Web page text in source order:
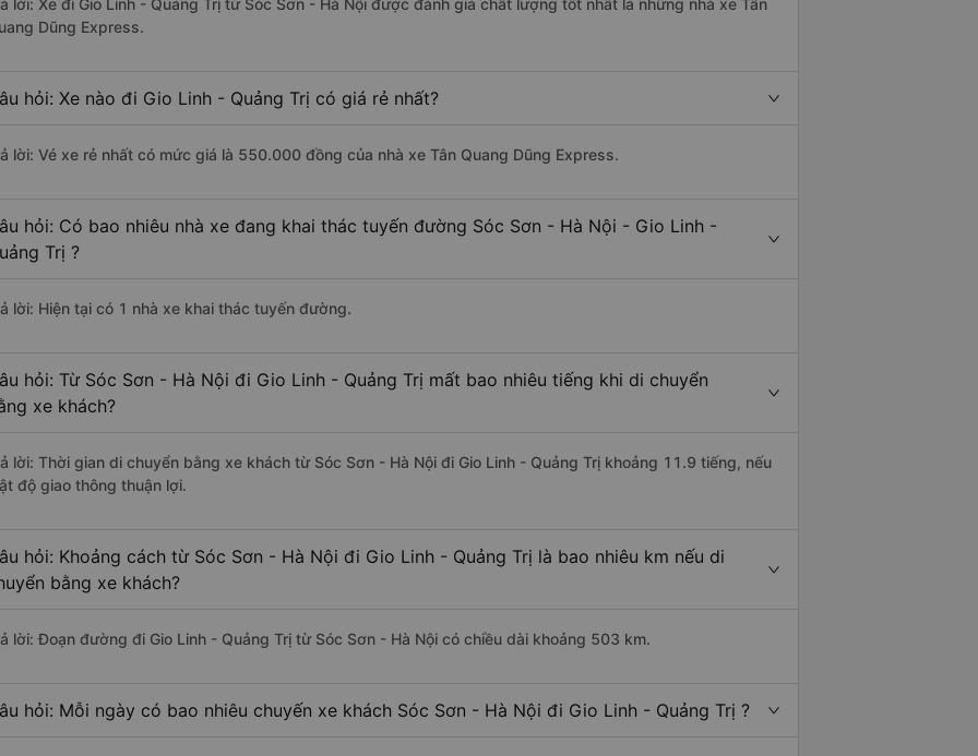
lời: Xe đi Gio Linh - Quảng Trị từ Sóc Sơn - Hà Nội được đánh giá chất lượng tốt nhất là những nhà xe Tân
Dũng Express.
hỏi: Xe nào đi Gio Linh - Quảng Trị có giá rẻ nhất?
lời: Vé xe rẻ nhất có mức giá là 550.000 đồng của nhà xe Tân Quang Dũng Express.
hỏi: Có bao nhiêu nhà xe đang khai thác tuyến đường Sóc Sơn - Hà Nội - Gio Linh -
Trị ?
lời: Hiện tại có 1 nhà xe khai thác tuyến đường.
hỏi: Từ Sóc Sơn - Hà Nội đi Gio Linh - Quảng Trị mất bao nhiêu tiếng khi di chuyển
xe khách?
lời: Thời gian di chuyển bằng xe khách từ Sóc Sơn - Hà Nội đi Gio Linh - Quảng Trị khoảng 11.9 tiếng, nếu
độ giao thông thuận lợi.
hỏi: Khoảng cách từ Sóc Sơn - Hà Nội đi Gio Linh - Quảng Trị là bao nhiêu km nếu di
bằng xe khách?
lời: Đoạn đường đi Gio Linh - Quảng Trị từ Sóc Sơn - Hà Nội có chiều dài khoảng 503 km.
hỏi: Mỗi ngày có bao nhiêu chuyến xe khách Sóc Sơn - Hà Nội đi Gio Linh - Quảng Trị ?